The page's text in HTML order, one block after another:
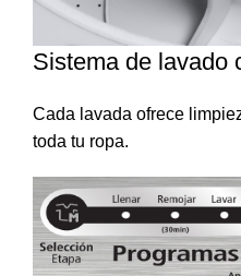
Sistema de lavado
Cada lavada ofrece
toda tu ropa.